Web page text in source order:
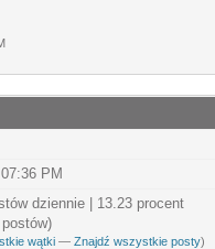
PM
dziennie | 13.23 procent
wątki — Znajdź wszystkie posty)